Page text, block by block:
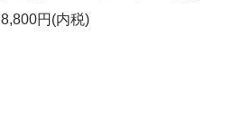
8,800円(内税)